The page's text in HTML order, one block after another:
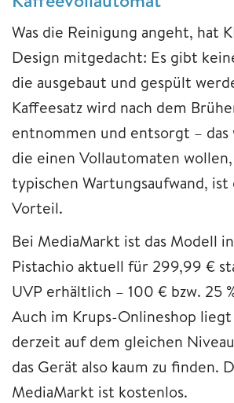
Was die Reinigung angeht, hat
Design mitgedacht: Es gibt
die ausgebaut und gespült
Kaffeesatz wird nach dem
entnommen und entsorgt – das
die einen Vollautomaten
typischen Wartungsaufwand,
Vorteil.
Bei MediaMarkt ist das Modell
Pistachio aktuell für 299,99 €
UVP erhältlich – 100 € bzw. 25
Auch im Krups-Onlineshop
derzeit auf dem gleichen
das Gerät also kaum zu finden.
MediaMarkt ist kostenlos.